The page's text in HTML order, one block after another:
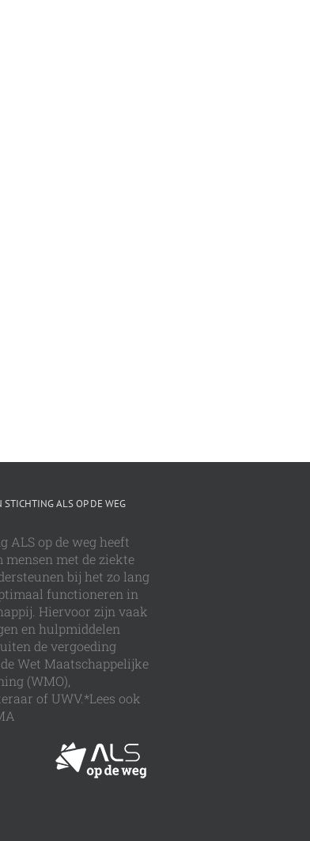
STICHTING ALS OP DE WEG
ALS op de weg heeft
mensen met de ziekte
bij het zo lang
functioneren in
Hiervoor zijn vaak
en hulpmiddelen
de vergoeding
Wet Maatschappelijke
(WMO),
of UWV.*Lees ook